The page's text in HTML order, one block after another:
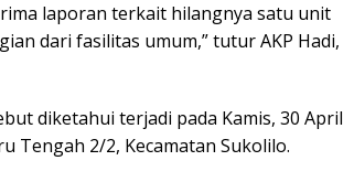
laporan terkait hilangnya satu unit
dari fasilitas umum,” tutur AKP Hadi,
diketahui terjadi pada Kamis, 30 April
Tengah 2/2, Kecamatan Sukolilo.